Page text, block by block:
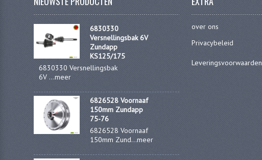
6830330
Versnellingsbak 6V
Zundapp
KS125/175
6830330 Versnellingsbak
6V ...meer
6826528 Voornaaf
150mm Zundapp
75-76
6826528 Voornaaf
150mm Zund...meer
over ons
Privacybeleid
Leveringsvoorwaarden